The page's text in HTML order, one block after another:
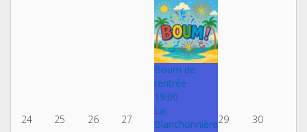
24 25 26 27
Boum de
rentrée
19:00
La
Blanchonnière29 30